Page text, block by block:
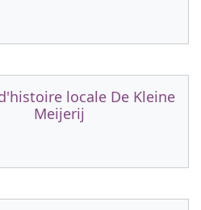
locale De Kleine
Meijerij